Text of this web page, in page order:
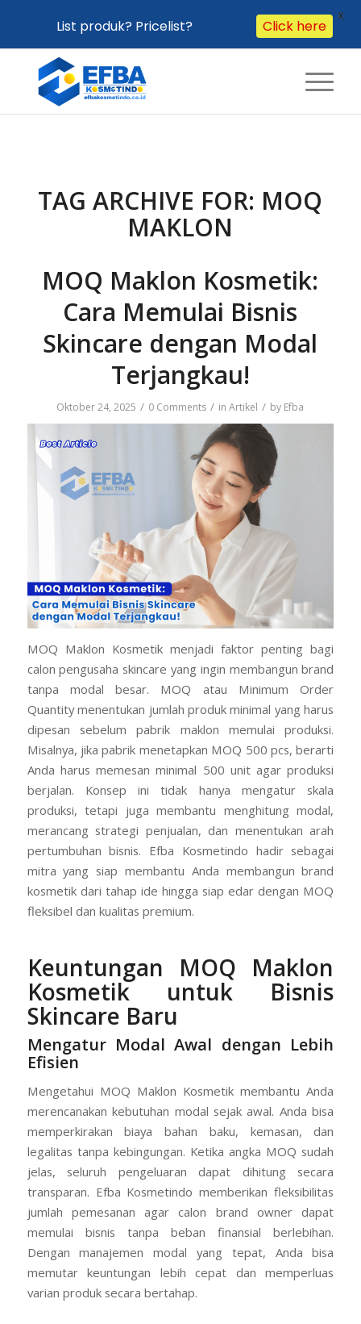
TAG ARCHIVE FOR: MOQ
MAKLON
MOQ Maklon Kosmetik:
Cara Memulai Bisnis
Skincare dengan Modal
Terjangkau!
Oktober 24, 2025 / 0 Comments / inArtikel / by Efba
MOQ Maklon Kosmetik menjadi faktor penting bagi
calon pengusaha skincare yang ingin membangun brand
tanpa modal besar. MOQ atau Minimum Order
Quantity menentukan jumlah produk minimal yang harus
dipesan sebelum pabrik maklon memulai produksi.
Misalnya, jika pabrik menetapkan MOQ 500 pcs, berarti
Anda harus memesan minimal 500 unit agar produksi
berjalan. Konsep ini tidak hanya mengatur skala
produksi, tetapi juga membantu menghitung modal,
merancang strategi penjualan, dan menentukan arah
pertumbuhan bisnis. Efba Kosmetindo hadir sebagai
mitra yang siap membantu Anda membangun brand
kosmetik dari tahap ide hingga siap edar dengan MOQ
fleksibel dan kualitas premium.
Keuntungan MOQ Maklon
Kosmetik untuk Bisnis
Skincare Baru
Mengatur Modal Awal dengan Lebih
Efisien
Mengetahui MOQ Maklon Kosmetik membantu Anda
merencanakan kebutuhan modal sejak awal. Anda bisa
memperkirakan biaya bahan baku, kemasan, dan
legalitas tanpa kebingungan. Ketika angka MOQ sudah
jelas, seluruh pengeluaran dapat dihitung secara
transparan. Efba Kosmetindo memberikan fleksibilitas
jumlah pemesanan agar calon brand owner dapat
memulai bisnis tanpa beban finansial berlebihan.
Dengan manajemen modal yang tepat, Anda bisa
memutar keuntungan lebih cepat dan memperluas
varian produk secara bertahap.
List produk? Pricelist? Click here
X